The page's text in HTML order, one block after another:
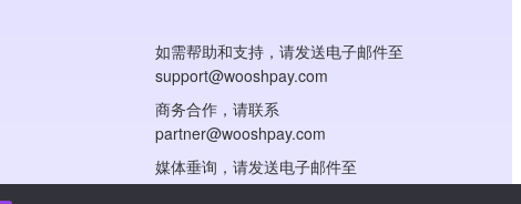
如需帮助和支持，请发送电子邮件至
support@wooshpay.com
商务合作，请联系
partner@wooshpay.com
媒体垂询，请发送电子邮件至
media@wooshpay.com